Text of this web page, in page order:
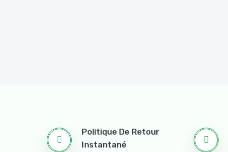
Politique De Retour
Instantané